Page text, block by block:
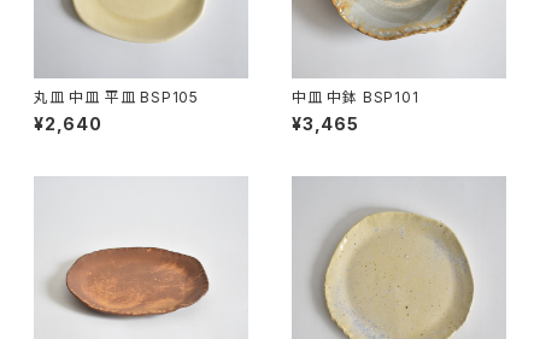
丸皿 中皿 平皿 BSP105
¥2,640
中皿 中鉢 BSP101
¥3,465